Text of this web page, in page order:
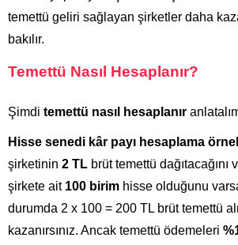
temettü geliri sağlayan şirketler daha
bakılır.
Temettü Nasıl Hesaplanır?
Şimdi temettü nasıl hesaplanır
Hisse senedi kâr payı hesaplama
şirketinin 2 TL brüt temettü
şirkete ait 100 birim hisse olduğunu
durumda 2 x 100 = 200 TL brüt temettü
kazanırsınız. Ancak temettü ödemeleri